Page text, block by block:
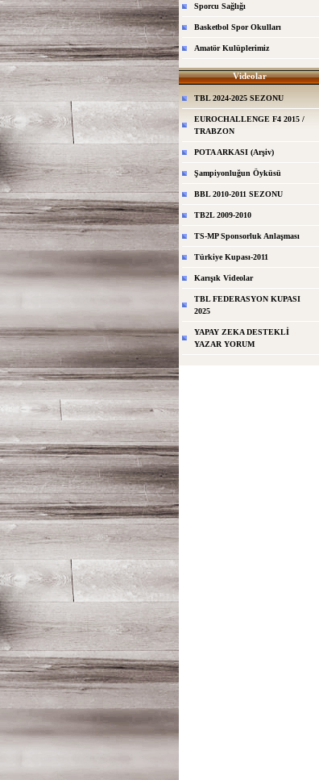
Sporcu Sağlığı
Basketbol Spor Okulları
Amatör Kulüplerimiz
Videolar
TBL 2024-2025 SEZONU
EUROCHALLENGE F4 2015 /
TRABZON
POTA ARKASI (Arşiv)
Şampiyonluğun Öyküsü
BBL 2010-2011 SEZONU
TB2L 2009-2010
TS-MP Sponsorluk Anlaşması
Türkiye Kupası-2011
Karışık Videolar
TBL FEDERASYON KUPASI
2025
YAPAY ZEKA DESTEKLİ
YAZAR YORUM